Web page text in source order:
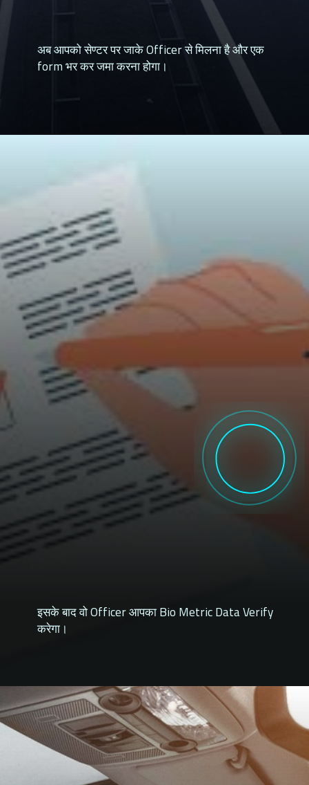
अब आपको सेण्टर पर जाके Officer से मिलना है और एक
form भर कर जमा करना होगा।
इसके बाद वो Officer आपका Bio Metric Data Verify
करेगा।